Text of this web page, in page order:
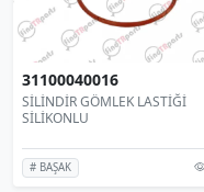
31100040016
SİLİNDİR GÖMLEK LASTİĞİ
SİLİKONLU
# BAŞAK